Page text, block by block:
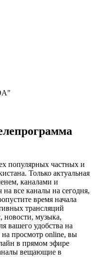
популярных частных и
Только актуальная
каналами и
все каналы на сегодня,
время начала
трансляций
новости, музыка,
вашего удобства на
просмотр online, вы
в прямом эфире
вещающие в